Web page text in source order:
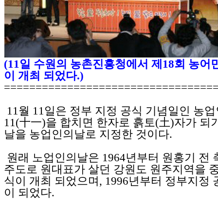
(11일 수원의 농촌진흥청에서 제18회 농어
이 개최 되었다.)
11월 11일은 정부 지정 공식 기념일인 농
11(十一)을 합치면 한자로 흙토(土)자가 되
날을 농업인의날로 지정한 것이다.
원래 노업인의날은 1964년부터 원홍기 전
주도로 원대표가 살던 강원도 원주지역을
식이 개최 되었으며, 1996년부터 정부지정
이 되었다.